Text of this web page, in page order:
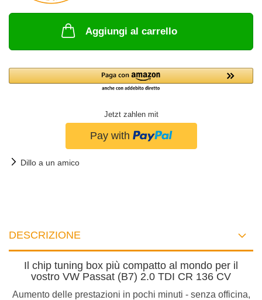
Aggiungi al carrello
Jetzt zahlen mit
Dillo a un amico
DESCRIZIONE
Il chip tuning box più compatto al mondo per il
vostro VW Passat (B7) 2.0 TDI CR 136 CV
Aumento delle prestazioni in pochi minuti - senza officina,